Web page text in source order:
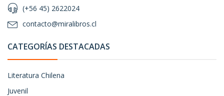
(+56 45) 2622024
contacto@miralibros.cl
CATEGORÍAS DESTACADAS
Literatura Chilena
Juvenil